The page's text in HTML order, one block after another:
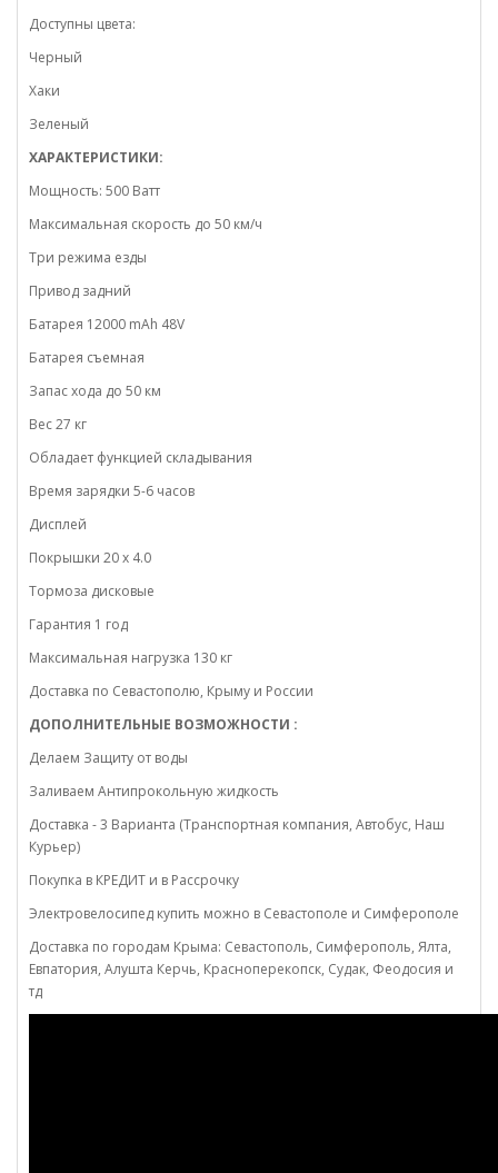
Доступны цвета:
Черный
Хаки
Зеленый
ХАРАКТЕРИСТИКИ:
Мощность: 500 Ватт
Максимальная скорость до 50 км/ч
Три режима езды
Привод задний
Батарея 12000 mAh 48V
Батарея съемная
Запас хода до 50 км
Вес 27 кг
Обладает функцией складывания
Время зарядки 5-6 часов
Дисплей
Покрышки 20 х 4.0
Тормоза дисковые
Гарантия 1 год
Максимальная нагрузка 130 кг
Доставка по Севастополю, Крыму и России
ДОПОЛНИТЕЛЬНЫЕ ВОЗМОЖНОСТИ :
Делаем Защиту от воды
Заливаем Антипрокольную жидкость
Доставка - 3 Варианта (Транспортная компания, Автобус, Наш
Курьер)
Покупка в КРЕДИТ и в Рассрочку
Электровелосипед купить можно в Севастополе и Симферополе
Доставка по городам Крыма: Севастополь, Симферополь, Ялта,
Евпатория, Алушта Керчь, Красноперекопск, Судак, Феодосия и
тд